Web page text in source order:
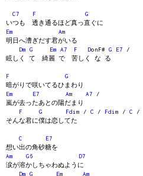
C7 F
G
いつも 透き通るほど真っ直ぐに
Em
Am
明日へ漕ぎだす君がいる
Dm
G Em A7 F DonF# G E7 /
眩しく て 綺麗 で 苦しく な る
F
G
暗がりで咲いてるひまわり
Em
E7 Am A7 /
嵐が去ったあとの陽だまり
F
G Fdim / C / Fdim / C /
そんな君に僕は恋してた
C
E7
想い出の角砂糖を
Am
G6
D7
涙が溶かしちゃわぬように
Dm
G Em
Am